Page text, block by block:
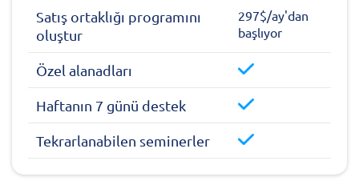
Satış ortaklığı programını
oluştur
297$/ay'dan
başlıyor
Özel alanadları
Haftanın 7 günü destek
Tekrarlanabilen seminerler